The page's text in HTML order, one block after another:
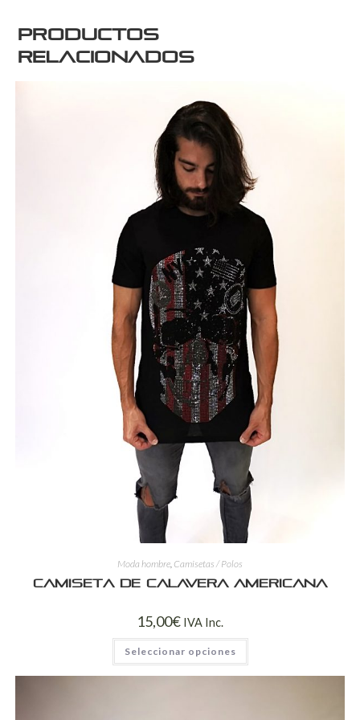
Productos
relacionados
Moda hombre, Camisetas / Polos
Camiseta de calavera americana
15,00€ IVA Inc.
Seleccionar opciones